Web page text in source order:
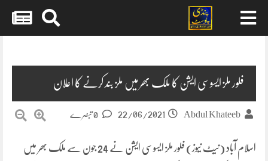
فلور ملز ایسوسی ایشن کا ملک بھر میں ملز بند کرنے کا اعلان
Abdul Khateeb
22/06/2021
اسلام آباد (نیٹ نیوز) فلور ملز ایسوسی ایشن نے 24 جون سے ملک بھر میں